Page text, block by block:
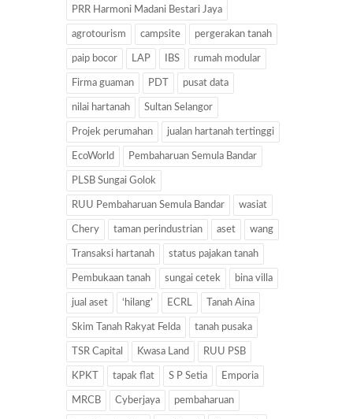
PRR Harmoni Madani Bestari Jaya
agrotourism campsite pergerakan tanah
paip bocor LAP IBS rumah modular
Firma guaman PDT pusat data
nilai hartanah Sultan Selangor
Projek perumahan jualan hartanah tertinggi
EcoWorld Pembaharuan Semula Bandar
PLSB Sungai Golok
RUU Pembaharuan Semula Bandar wasiat
Chery taman perindustrian aset wang
Transaksi hartanah status pajakan tanah
Pembukaan tanah sungai cetek bina villa
jual aset ‘hilang’ ECRL Tanah Aina
Skim Tanah Rakyat Felda tanah pusaka
TSR Capital Kwasa Land RUU PSB
KPKT tapak flat S P Setia Emporia
MRCB Cyberjaya pembaharuan